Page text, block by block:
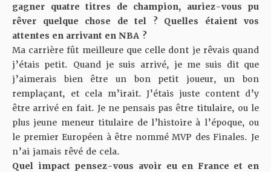
gagner quatre titres de champion, auriez-vous pu
rêver quelque chose de tel ? Quelles étaient vos
attentes en arrivant en NBA ?
Ma carrière fût meilleure que celle dont je rêvais quand
j’étais petit. Quand je suis arrivé, je me suis dit que
j’aimerais bien être un bon petit joueur, un bon
remplaçant, et cela m’irait. J’étais juste content d’y
être arrivé en fait. Je ne pensais pas être titulaire, ou le
plus jeune meneur titulaire de l’histoire à l’époque, ou
le premier Européen à être nommé MVP des Finales. Je
n’ai jamais rêvé de cela.
Quel impact pensez-vous avoir eu en France et en